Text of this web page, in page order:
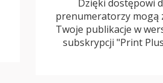
Dzięki dostępowi
prenumeratorzy mogą
Twoje publikacje w
subskrypcji "Print